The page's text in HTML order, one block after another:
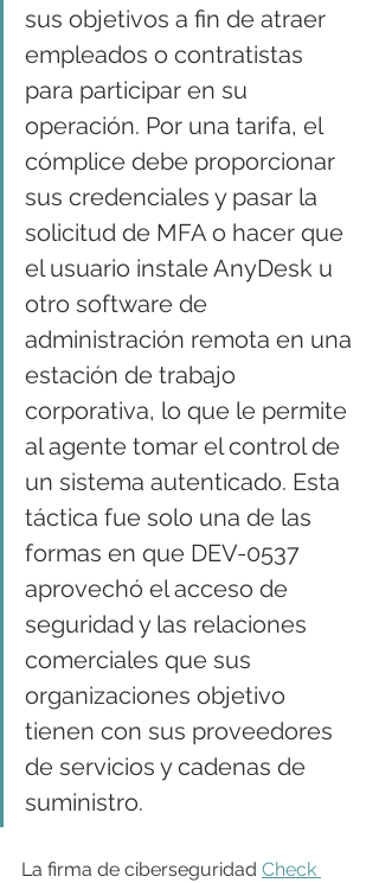
sus objetivos a fin de atraer
empleados o contratistas
para participar en su
operación. Por una tarifa, el
cómplice debe proporcionar
sus credenciales y pasar la
solicitud de MFA o hacer que
el usuario instale AnyDesk u
otro software de
administración remota en una
estación de trabajo
corporativa, lo que le permite
al agente tomar el control de
un sistema autenticado. Esta
táctica fue solo una de las
formas en que DEV-0537
aprovechó el acceso de
seguridad y las relaciones
comerciales que sus
organizaciones objetivo
tienen con sus proveedores
de servicios y cadenas de
suministro.
La firma de ciberseguridad Check